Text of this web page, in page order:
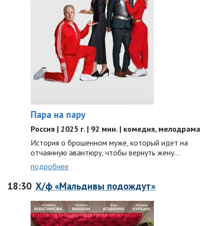
Пара на пару
Россия | 2025 г. | 92 мин. | комедия, мелодрама
История о брошенном муже, который идет на
отчаянную авантюру, чтобы вернуть жену…
подробнее
18:30 Х/ф «Мальдивы подождут»